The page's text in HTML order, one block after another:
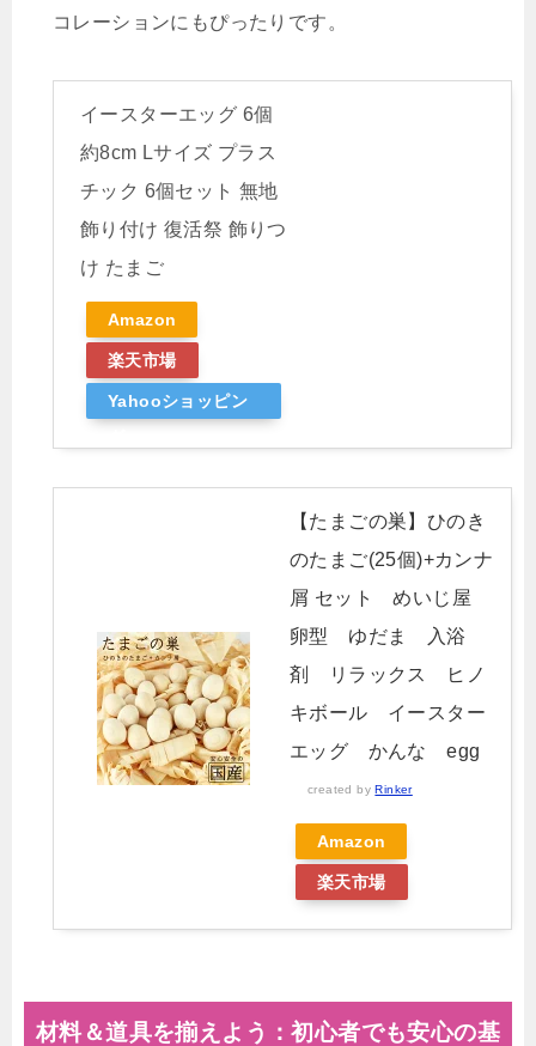
コレーションにもぴったりです。
イースターエッグ 6個
約8cm Lサイズ プラス
チック 6個セット 無地
飾り付け 復活祭 飾りつ
け たまご
Amazon
楽天市場
Yahooショッピン
【たまごの巣】ひのき
のたまご(25個)+カンナ
屑 セット めいじ屋
卵型 ゆだま 入浴
剤 リラックス ヒノ
キボール イースター
エッグ かんな egg
created byRinker
Amazon
楽天市場
材料＆道具を揃えよう：初心者でも安心の基